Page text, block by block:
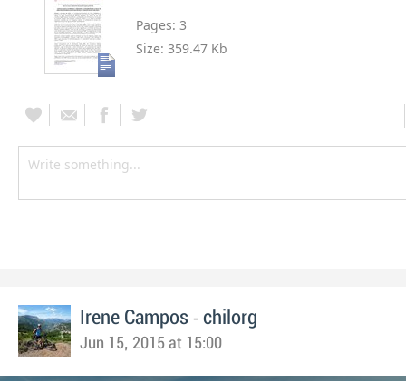
Pages: 3
Size: 359.47 Kb
Irene Campos - chilorg
Jun 15, 2015 at 15:00